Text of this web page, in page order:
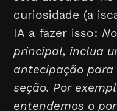
curiosidade (a
IA a fazer isso:
principal, inclua
antecipação
seção. Por
entendemos o